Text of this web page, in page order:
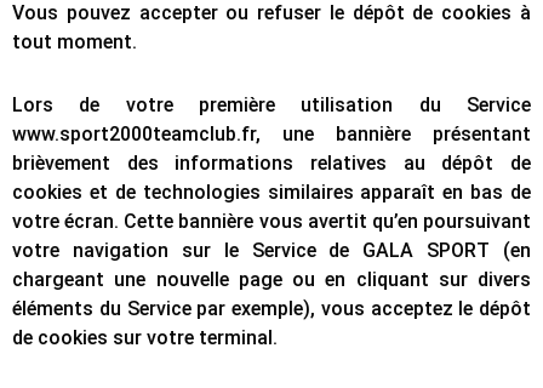
Vous pouvez accepter ou refuser le dépôt de cookies à
tout moment.
Lors de votre première utilisation du Service
www.sport2000teamclub.fr, une bannière présentant
brièvement des informations relatives au dépôt de
cookies et de technologies similaires apparaît en bas de
votre écran. Cette bannière vous avertit qu’en poursuivant
votre navigation sur le Service de GALA SPORT (en
chargeant une nouvelle page ou en cliquant sur divers
éléments du Service par exemple), vous acceptez le dépôt
de cookies sur votre terminal.